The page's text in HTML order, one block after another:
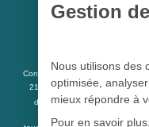
Conformément aux articles L
21 décembre 2012 fixant la
d’une publicité auprès du
Gestion
Nous utilisons des
optimisée,
mieux répondre à
Pour en savoir